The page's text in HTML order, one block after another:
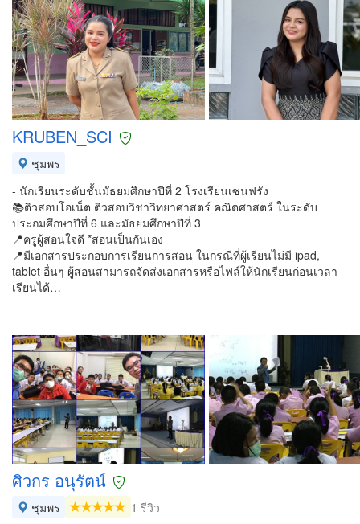
KRUBEN_SCI
ชุมพร
- นักเรียนระดับชั้นมัธยมศึกษาปีที่ 2 โรงเรียนเซนฟรัง
📚ติวสอบโอเน็ต ติวสอบวิชาวิทยาศาสตร์ คณิตศาสตร์ ในระดับ
ประถมศึกษาปีที่ 6 และมัธยมศึกษาปีที่ 3
📍ครูผู้สอนใจดี *สอนเป็นกันเอง
📍มีเอกสารประกอบการเรียนการสอน ในกรณีที่ผู้เรียนไม่มี ipad,
tablet อื่นๆ ผู้สอนสามารถจัดส่งเอกสารหรือไฟล์ให้นักเรียนก่อนเวลา
เรียนได้…
ศิวกร อนุรัตน์
ชุมพร
1 รีวิว